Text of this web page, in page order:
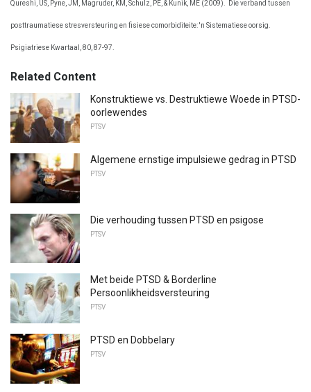
Qureshi, US, Pyne, JM, Magruder, KM, Schulz, PE, & Kunik, ME (2009). Die verband tussen
posttraumatiese stresversteuring en fisiese comorbiditeite: 'n Sistematiese oorsig.
Psigiatriese Kwartaal, 80, 87-97.
Related Content
Konstruktiewe vs. Destruktiewe Woede in PTSD-
oorlewendes
PTSV
Algemene ernstige impulsiewe gedrag in PTSD
PTSV
Die verhouding tussen PTSD en psigose
PTSV
Met beide PTSD & Borderline
Persoonlikheidsversteuring
PTSV
PTSD en Dobbelary
PTSV